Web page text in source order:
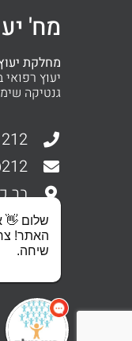
מח'
מחלקת
יעוץ רפואי
גנטיקה
212@boneiolam.co.il
בר כוכבא 4,
שלום 👋
האתר!
שיחה.